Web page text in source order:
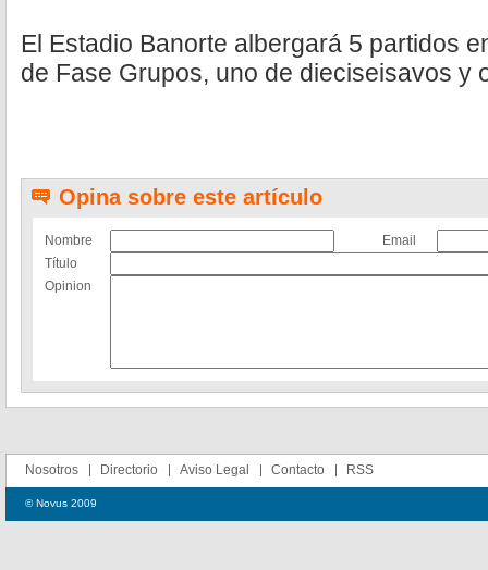
El Estadio Banorte albergará 5 partidos
de Fase Grupos, uno de dieciseisavos y
Opina sobre este artículo
Nombre
Email
Título
Opinion
Nosotros Directorio Aviso Legal Contacto RSS
© Novus 2009